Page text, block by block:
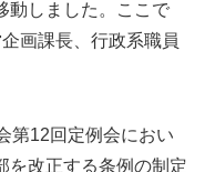
動しました。ここで
画課長、行政系職員
第12回定例会におい
を改正する条例の制定